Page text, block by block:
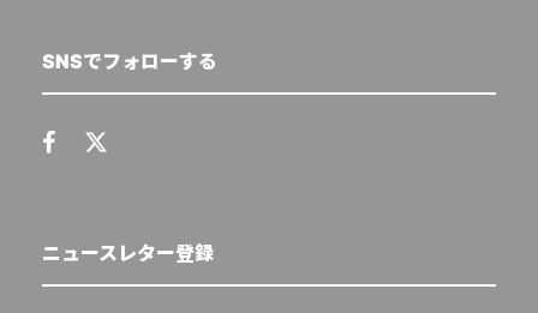
SNSでフォローする
ニュースレター登録